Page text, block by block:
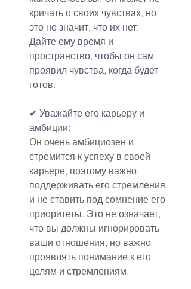
кричать о своих чувствах, но
это не значит, что их нет.
Дайте ему время и
пространство, чтобы он сам
проявил чувства, когда будет
готов.
✔ Уважайте его карьеру и
амбиции:
Он очень амбициозен и
стремится к успеху в своей
карьере, поэтому важно
поддерживать его стремления
и не ставить под сомнение его
приоритеты. Это не означает,
что вы должны игнорировать
ваши отношения, но важно
проявлять понимание к его
целям и стремлениям.